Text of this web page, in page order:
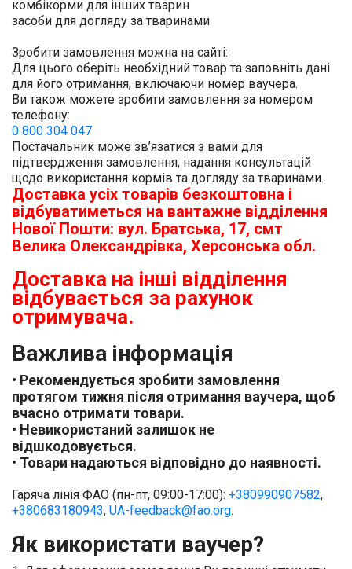
комбікорми для інших тварин
засоби для догляду за тваринами
Зробити замовлення можна на сайті:
Для цього оберіть необхідний товар та заповніть дані
для його отримання, включаючи номер ваучера.
Ви також можете зробити замовлення за номером
телефону:
0 800 304 047
Постачальник може зв’язатися з вами для
підтвердження замовлення, надання консультацій
щодо використання кормів та догляду за тваринами.
Доставка усіх товарів безкоштовна і
відбуватиметься на вантажне відділення
Нової Пошти: вул. Братська, 17, смт
Велика Олександрівка, Херсонська обл.
Доставка на інші відділення
відбувається за рахунок
отримувача.
Важлива інформація
• Рекомендується зробити замовлення
протягом тижня після отримання ваучера, щоб
вчасно отримати товари.
• Невикористаний залишок не
відшкодовується.
• Товари надаються відповідно до наявності.
Гаряча лінія ФАО (пн-пт, 09:00-17:00): +380990907582,
+380683180943, UA-feedback@fao.org.
Як використати ваучер?